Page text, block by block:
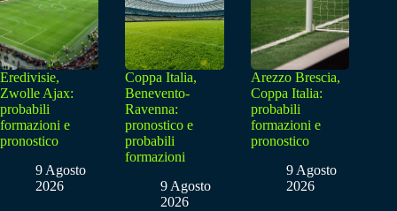
Eredivisie,
Zwolle Ajax:
probabili
formazioni e
pronostico
9 Agosto
2026
Coppa Italia,
Benevento-
Ravenna:
pronostico e
probabili
formazioni
9 Agosto
2026
Arezzo Brescia,
Coppa Italia:
probabili
formazioni e
pronostico
9 Agosto
2026